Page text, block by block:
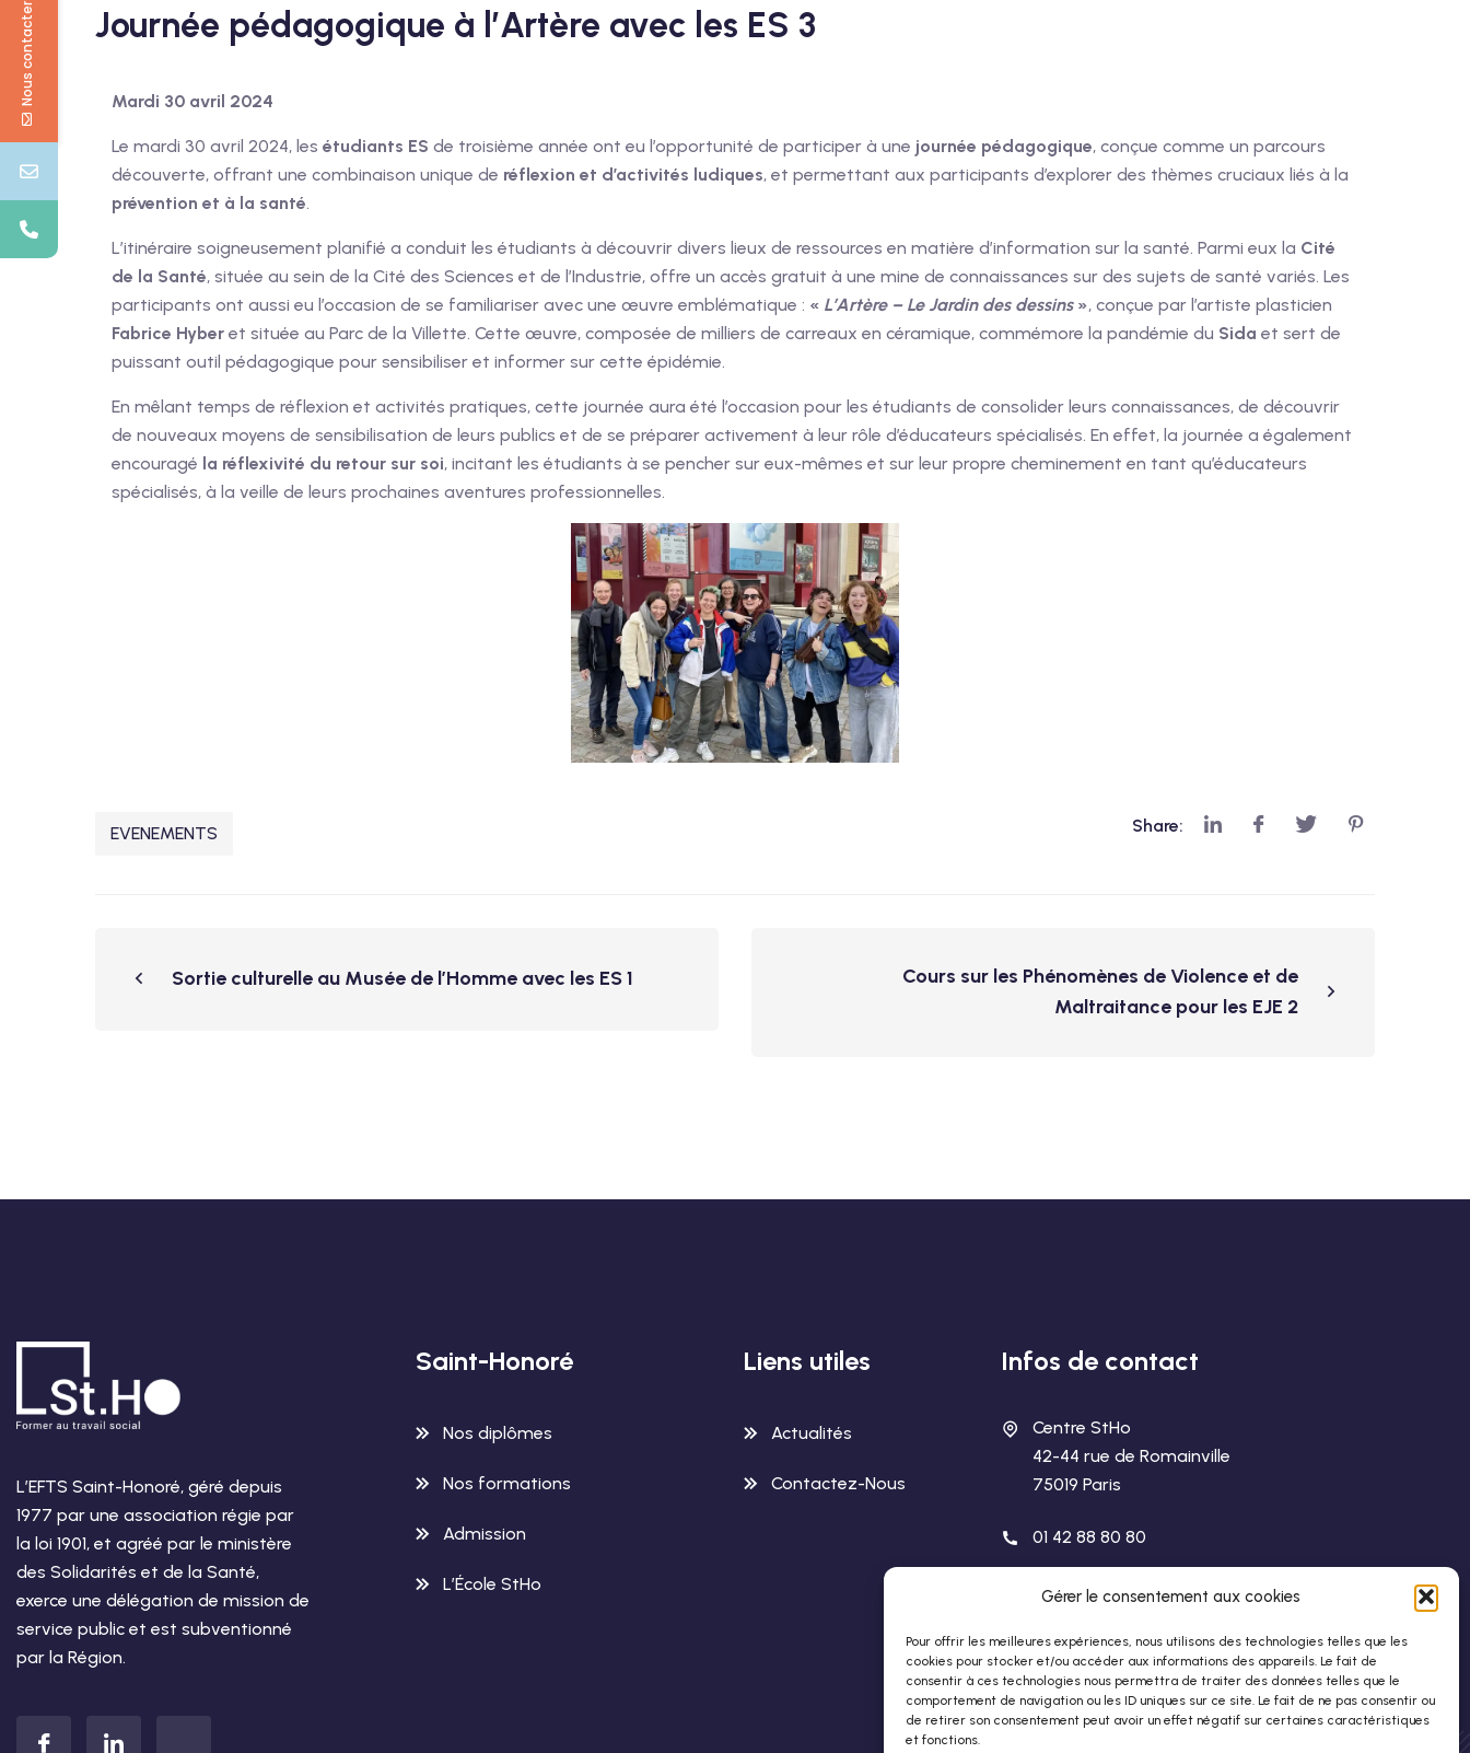
Gérer le consentement aux cookies
Pour offrir les meilleures expériences, nous utilisons des technologies telles que les
cookies pour stocker et/ou accéder aux informations des appareils. Le fait de
consentir à ces technologies nous permettra de traiter des données telles que le
comportement de navigation ou les ID uniques sur ce site. Le fait de ne pas consentir ou
de retirer son consentement peut avoir un effet négatif sur certaines caractéristiques
et fonctions.
Journée pédagogique à l’Artère avec les ES 3
Mardi 30 avril 2024
Le mardi 30 avril 2024, les étudiants ES de troisième année ont eu l’opportunité de participer à une journée pédagogique, conçue comme un parcours
découverte, offrant une combinaison unique de réflexion et d’activités ludiques, et permettant aux participants d’explorer des thèmes cruciaux liés à la
prévention et à la santé.
L’itinéraire soigneusement planifié a conduit les étudiants à découvrir divers lieux de ressources en matière d’information sur la santé. Parmi eux la Cité
de la Santé, située au sein de la Cité des Sciences et de l’Industrie, offre un accès gratuit à une mine de connaissances sur des sujets de santé variés. Les
participants ont aussi eu l’occasion de se familiariser avec une œuvre emblématique : « L’Artère – Le Jardin des dessins», conçue par l’artiste plasticien
Fabrice Hyber et située au Parc de la Villette. Cette œuvre, composée de milliers de carreaux en céramique, commémore la pandémie du Sida et sert de
puissant outil pédagogique pour sensibiliser et informer sur cette épidémie.
En mêlant temps de réflexion et activités pratiques, cette journée aura été l’occasion pour les étudiants de consolider leurs connaissances, de découvrir
de nouveaux moyens de sensibilisation de leurs publics et de se préparer activement à leur rôle d’éducateurs spécialisés. En effet, la journée a également
encouragé la réflexivité du retour sur soi, incitant les étudiants à se pencher sur eux-mêmes et sur leur propre cheminement en tant qu’éducateurs
spécialisés, à la veille de leurs prochaines aventures professionnelles.
EVENEMENTS Share:
Sortie culturelle au Musée de l’Homme avec les ES 1
Cours sur les Phénomènes de Violence et de
Maltraitance pour les EJE 2
L’EFTS Saint-Honoré, géré depuis
1977 par une association régie par
la loi 1901, et agréé par le ministère
des Solidarités et de la Santé,
exerce une délégation de mission de
service public et est subventionné
par la Région.
Saint-Honoré
Nos diplômes
Nos formations
Admission
L’École StHo
Liens utiles
Actualités
Contactez-Nous
Infos de contact
Centre StHo
42-44 rue de Romainville
75019 Paris
01 42 88 80 80
stho@stho.org
Nous contacter